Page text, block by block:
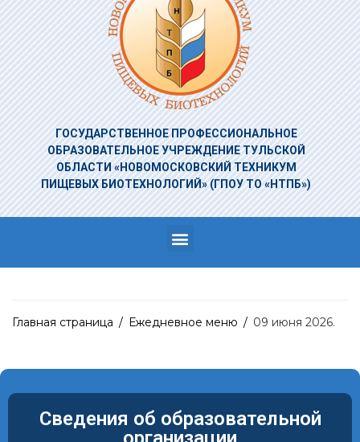
ГОСУДАРСТВЕННОЕ ПРОФЕССИОНАЛЬНОЕ
ОБРАЗОВАТЕЛЬНОЕ УЧРЕЖДЕНИЕТУЛЬСКОЙ
ОБЛАСТИ «НОВОМОСКОВСКИЙ ТЕХНИКУМ
ПИЩЕВЫХ БИОТЕХНОЛОГИЙ» (ГПОУ ТО «НТПБ»)
Главная страница / Ежедневное меню / 09 июня 2026.
Сведения об образовательной